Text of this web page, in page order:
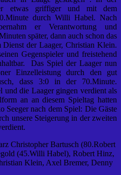
etwas griffiger und mit dem
durch Willi Habel. Nach
er Verantwortung und
später, dann auch schon das
der Laager, Christian Klein.
Gegenspieler und freistehend
Das Spiel der Laager nun
Einzelleistung durch den gut
dass 3:0 in der 70.Minute.
und die Laager gingen verdient als
an an diesem Spieltag hatten
nach dem Spiel: Die Gäste
unsere Steigerung in der zweiten
Christopher Bartusch (80.Robert
(45.Willi Habel), Robert Hinz,
Klein, Axel Bremer, Denny